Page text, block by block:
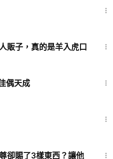
販子，真的是羊入虎口
偶天成
卻賜了3樣東西？讓他